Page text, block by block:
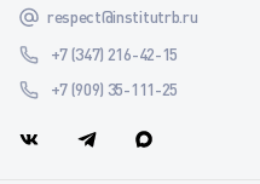
respect@institutrb.ru
+7 (347) 216-42-15
+7 (909) 35-111-25